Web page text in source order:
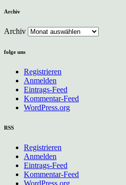
Archiv
Archiv
folge uns
Registrieren
Anmelden
Eintrags-Feed
Kommentar-Feed
WordPress.org
RSS
Registrieren
Anmelden
Eintrags-Feed
Kommentar-Feed
WordPress.org